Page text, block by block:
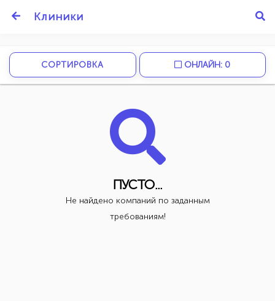
Клиники
СОРТИРОВКА ОНЛАЙН: 0
ПУСТО...
Не найдено компаний по заданным
требованиям!